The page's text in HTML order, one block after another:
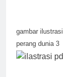
gambar ilustrasi
perang dunia 3